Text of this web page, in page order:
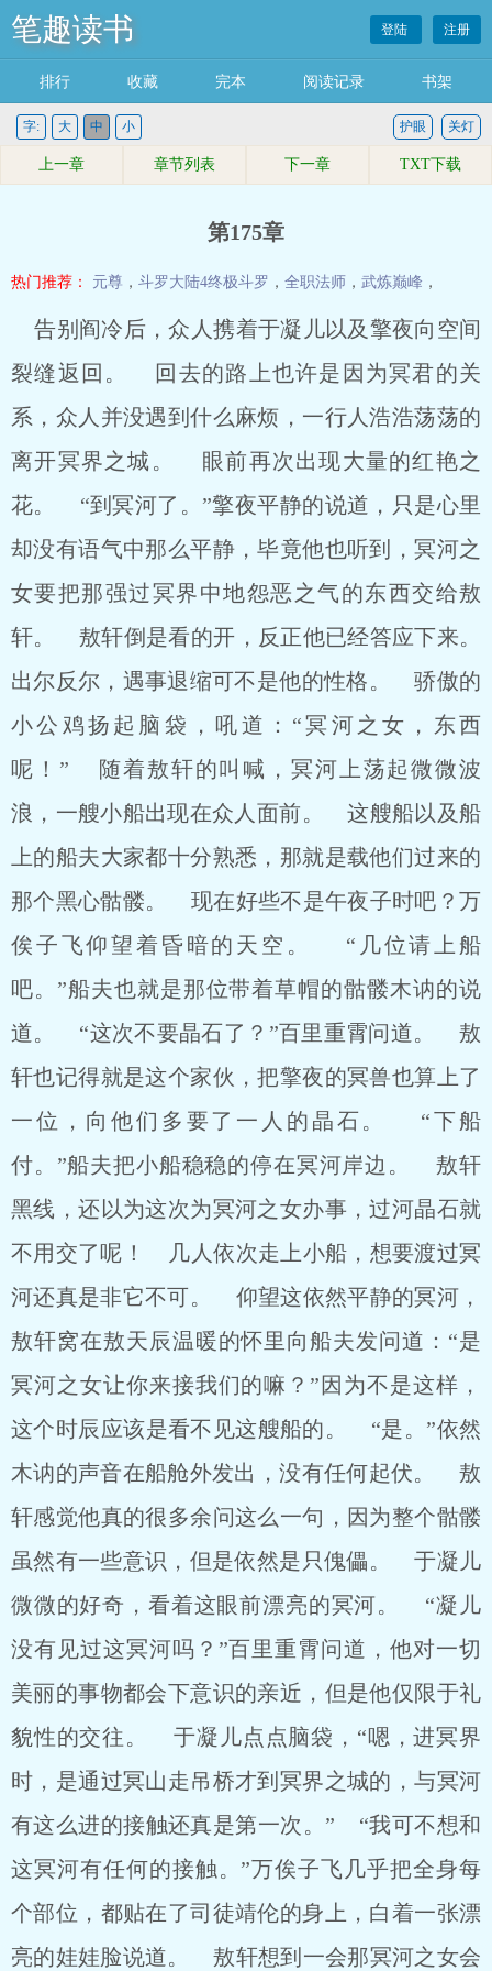
笔趣读书 登陆 注册
排行 收藏 完本 阅读记录 书架
字: 大 中 小 关灯
护眼
上一章 章节列表 下一章 TXT下载
第175章
热门推荐： 元尊 ， 斗罗大陆4终极斗罗 ， 全职法师 ， 武炼巅峰 ，
告别阎冷后，众人携着于凝儿以及擎夜向空间
裂缝返回。 回去的路上也许是因为冥君的关
系，众人并没遇到什么麻烦，一行人浩浩荡荡的
离开冥界之城。 眼前再次出现大量的红艳之
花。 “到冥河了。”擎夜平静的说道，只是心里
却没有语气中那么平静，毕竟他也听到，冥河之
女要把那强过冥界中地怨恶之气的东西交给敖
轩。 敖轩倒是看的开，反正他已经答应下来。
出尔反尔，遇事退缩可不是他的性格。 骄傲的
小公鸡扬起脑袋，吼道：“冥河之女，东西
呢！” 随着敖轩的叫喊，冥河上荡起微微波
浪，一艘小船出现在众人面前。 这艘船以及船
上的船夫大家都十分熟悉，那就是载他们过来的
那个黑心骷髅。 现在好些不是午夜子时吧？万
俟子飞仰望着昏暗的天空。 “几位请上船
吧。”船夫也就是那位带着草帽的骷髅木讷的说
道。 “这次不要晶石了？”百里重霄问道。 敖
轩也记得就是这个家伙，把擎夜的冥兽也算上了
一位，向他们多要了一人的晶石。 “下船
付。”船夫把小船稳稳的停在冥河岸边。 敖轩
黑线，还以为这次为冥河之女办事，过河晶石就
不用交了呢！ 几人依次走上小船，想要渡过冥
河还真是非它不可。 仰望这依然平静的冥河，
敖轩窝在敖天辰温暖的怀里向船夫发问道：“是
冥河之女让你来接我们的嘛？”因为不是这样，
这个时辰应该是看不见这艘船的。 “是。”依然
木讷的声音在船舱外发出，没有任何起伏。 敖
轩感觉他真的很多余问这么一句，因为整个骷髅
虽然有一些意识，但是依然是只傀儡。 于凝儿
微微的好奇，看着这眼前漂亮的冥河。 “凝儿
没有见过这冥河吗？”百里重霄问道，他对一切
美丽的事物都会下意识的亲近，但是他仅限于礼
貌性的交往。 于凝儿点点脑袋，“嗯，进冥界
时，是通过冥山走吊桥才到冥界之城的，与冥河
有这么进的接触还真是第一次。” “我可不想和
这冥河有任何的接触。”万俟子飞几乎把全身每
个部位，都贴在了司徒靖伦的身上，白着一张漂
亮的娃娃脸说道。 敖轩想到一会那冥河之女会